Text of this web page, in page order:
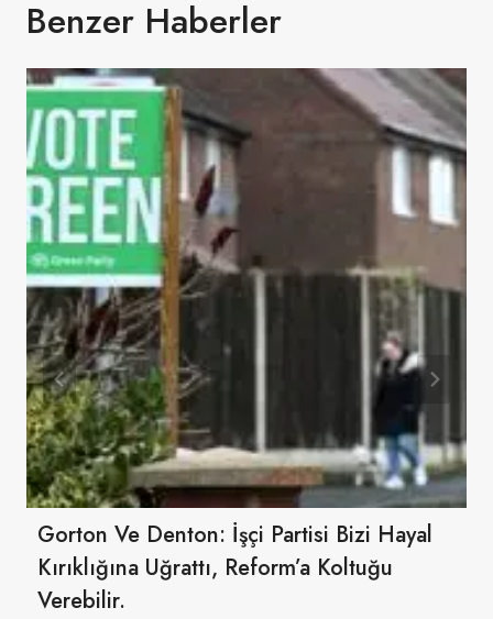
Benzer Haberler
Gorton Ve Denton: İşçi Partisi Bizi Hayal
Kırıklığına Uğrattı, Reform’a Koltuğu
Verebilir.